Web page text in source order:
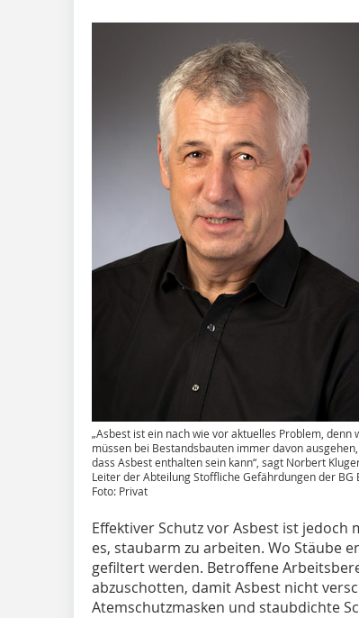
„Asbest ist ein nach wie vor aktuelles Problem, denn
müssen bei Bestandsbauten immer davon ausgehen,
dass Asbest enthalten sein kann“, sagt Norbert
Leiter der Abteilung Stoffliche Gefährdungen der BG
Foto: Privat
Effektiver Schutz vor Asbest ist
es, staubarm zu arbeiten. Wo Stäube
gefiltert werden. Betroffene
abzuschotten, damit Asbest nicht
Atemschutzmasken und staubdichte